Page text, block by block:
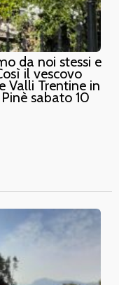
da noi stessi e
il vescovo
Valli Trentine in
sabato 10